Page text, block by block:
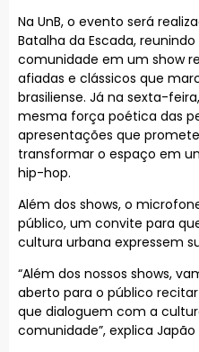
Na UnB, o evento será
Batalha da Escada,
comunidade em um show
afiadas e clássicos que
brasiliense. Já na sexta-
mesma força poética das
apresentações que
transformar o espaço em
hip-hop.
Além dos shows, o
público, um convite para
cultura urbana expressem
“Além dos nossos shows,
aberto para o público
que dialoguem com a
comunidade”, explica Japão